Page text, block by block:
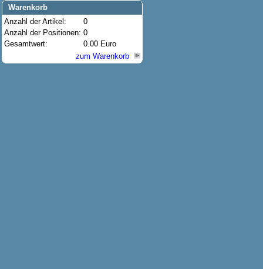
Warenkorb
Anzahl der Artikel:
0
Anzahl der Positionen: 0
Gesamtwert:
0.00 Euro
zum Warenkorb